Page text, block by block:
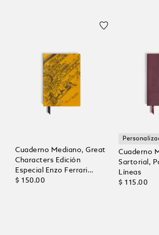
Cuaderno Mediano, Great
Characters Edición
Especial Enzo Ferrari
Giallo Modena, Páginas
$ 150.00
Cuaderno
Sartorial,
Líneas
$ 115.00